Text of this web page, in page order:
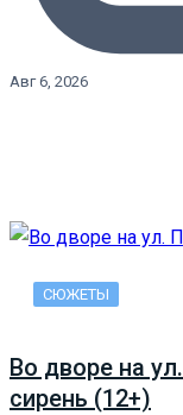
Авг 6, 2026
СЮЖЕТЫ
Во дворе на
сирень (12+)